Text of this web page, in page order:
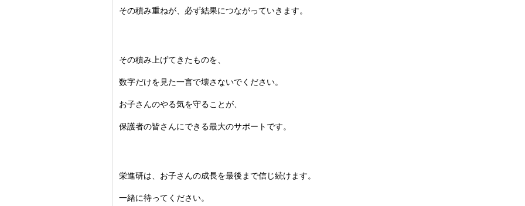
その積み重ねが、 必ず結果につながっていきます。
その積み上げてきたものを、
数字だけを見た一言で壊さないでください。
お子さんのやる気を守ることが、
保護者の皆さんにできる最大のサポートです。
栄進研は、お子さんの成長を最後まで信じ続けます。
一緒に待ってください。